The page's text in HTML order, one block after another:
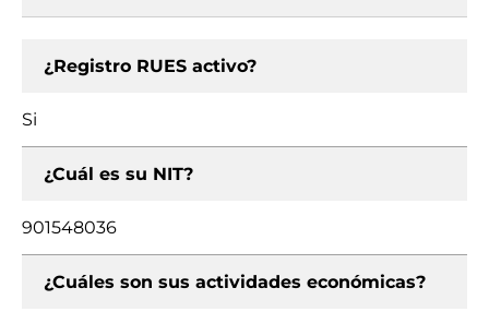
¿Registro RUES activo?
Si
¿Cuál es su NIT?
901548036
¿Cuáles son sus actividades económicas?